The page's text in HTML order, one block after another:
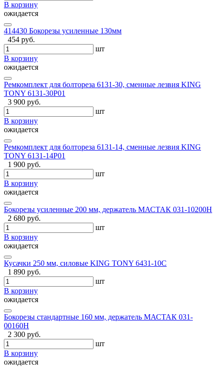
В корзину
ожидается
414430 Бокорезы усиленные 130мм
454 руб.
шт
В корзину
ожидается
Ремкомплект для болтореза 6131-30, сменные лезвия KING
TONY 6131-30P01
3 900 руб.
шт
В корзину
ожидается
Ремкомплект для болтореза 6131-14, сменные лезвия KING
TONY 6131-14P01
1 900 руб.
шт
В корзину
ожидается
Бокорезы усиленные 200 мм, держатель МАСТАК 031-10200H
2 680 руб.
шт
В корзину
ожидается
Кусачки 250 мм, силовые KING TONY 6431-10C
1 890 руб.
шт
В корзину
ожидается
Бокорезы стандартные 160 мм, держатель МАСТАК 031-
00160H
2 300 руб.
шт
В корзину
ожидается